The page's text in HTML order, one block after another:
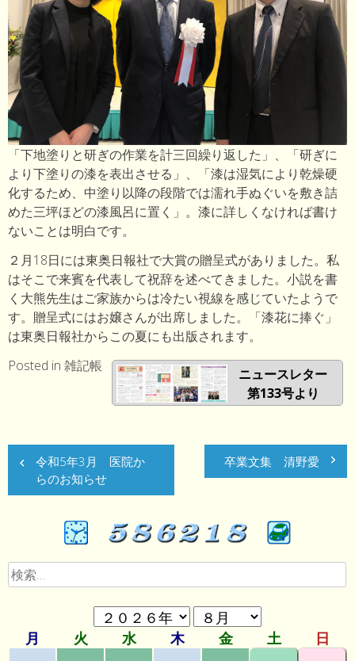
「下地塗りと研ぎの作業を計三回繰り返した」、「研ぎに
より下塗りの漆を表出させる」、「漆は湿気により乾燥硬
化するため、中塗り以降の段階では濡れ手ぬぐいを敷き詰
めた三坪ほどの漆風呂に置く」。漆に詳しくなければ書け
ないことは明白です。
２月18日には東奥日報社で大賞の贈呈式がありました。私
はそこで来賓を代表して祝辞を述べてきました。小説を書
く大熊先生はご家族からは冷たい視線を感じていたようで
す。贈呈式にはお嬢さんが出席しました。「漆花に捧ぐ」
は東奥日報社からこの夏にも出版されます。
ニュースレター
第133号より
Posted in 雑記帳
投
稿
ナ
ゲ
ー
ョ
令和5年3月 医院か
らのお知らせ
卒業文集 清野愛
検
索: